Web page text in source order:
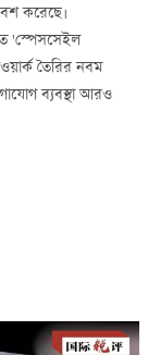
করেছে।
'স্পেসসেইল
তৈরির নবম
ব্যবস্থা আরও